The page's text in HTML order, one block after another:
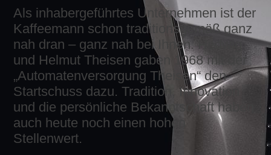
Als inhabergeführtes Unternehmen ist der
Kaffeemann schon traditionsgemäß ganz
nah dran – ganz nah bei Ihnen. Hedwig
und Helmut Theisen gaben 1968 mit der
„Automatenversorgung Theisen“ den
Startschuss dazu. Tradition, Innovation
und die persönliche Bekanntschaft haben
auch heute noch einen hohen
Stellenwert.